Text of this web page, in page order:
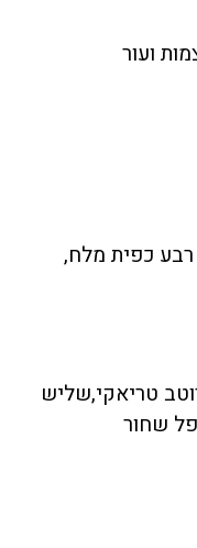
רבע כפית מלח,
ממולאות: 4 כפות רוטב טריאקי,שליש
שחור